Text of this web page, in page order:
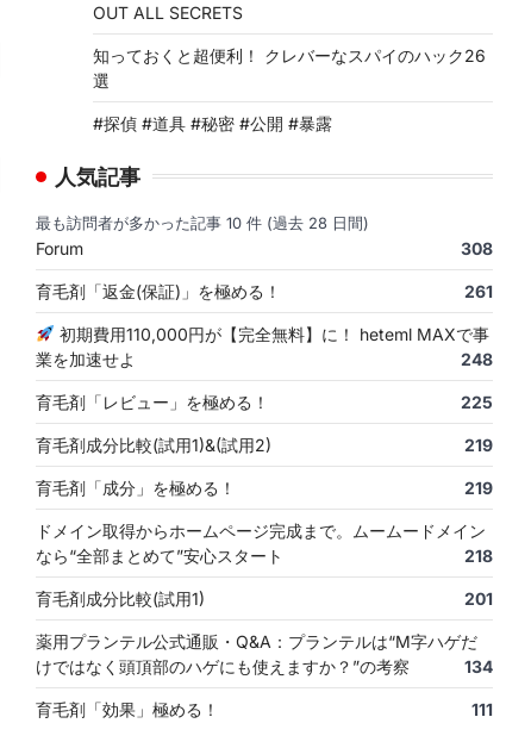
OUT ALL SECRETS
知っておくと超便利！ クレバーなスパイのハック26
選
#探偵 #道具 #秘密 #公開 #暴露
人気記事
最も訪問者が多かった記事 10 件 (過去 28 日間)
Forum 308
育毛剤「返金(保証)」を極める！ 261
初期費用110,000円が【完全無料】に！ heteml MAXで事
業を加速せよ
248
育毛剤「レビュー」を極める！ 225
育毛剤成分比較(試用1)&(試用2) 219
育毛剤「成分」を極める！ 219
ドメイン取得からホームページ完成まで。ムームードメイン
なら“全部まとめて”安心スタート
218
育毛剤成分比較(試用1) 201
薬用プランテル公式通販・Q&A：プランテルは“M字ハゲだ
けではなく頭頂部のハゲにも使えますか？”の考察
134
育毛剤「効果」極める！ 111